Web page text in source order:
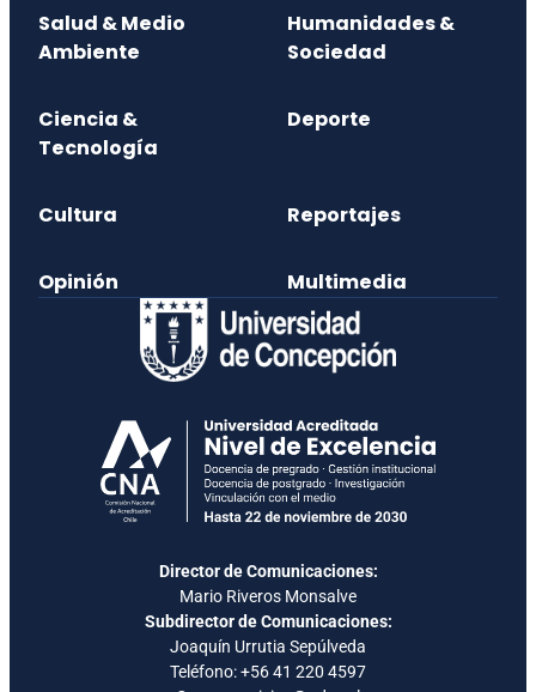
Salud & Medio
Ambiente
Humanidades &
Sociedad
Ciencia &
Tecnología
Deporte
Cultura Reportajes
Opinión Multimedia
Director de Comunicaciones:
Mario Riveros Monsalve
Subdirector de Comunicaciones:
Joaquín Urrutia Sepúlveda
Teléfono:+56 41 220 4597